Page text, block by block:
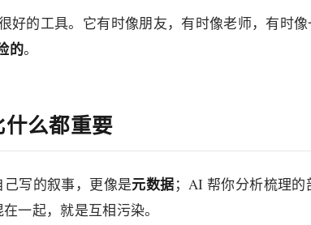
好的工具。它有时像朋友，有时像老师，有时
的。
么都重要
写的叙事，更像是元数据；AI 帮你分析梳理
一起，就是互相污染。